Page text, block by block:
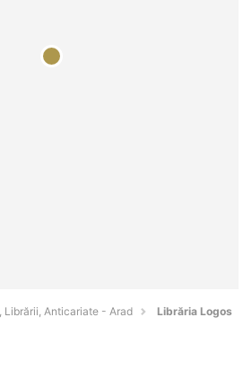
Librării, Anticariate - Arad Librăria Logos